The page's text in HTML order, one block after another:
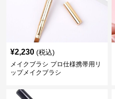
¥2,230 (税込)
メイクブラシ プロ仕様携帯用リ
ップメイクブラシ